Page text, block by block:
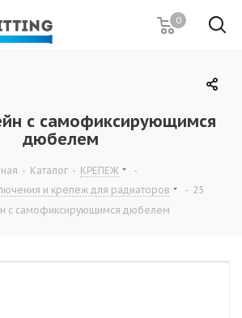
0
с самофиксирующимся
дюбелем
- Каталог - КРЕПЕЖ
-
и крепеж для радиаторов
- 25
с самофиксирующимся дюбелем